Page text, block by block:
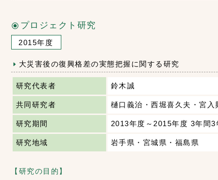
プロジェクト研究
2015年度
大災害後の復興格差の実態把握に関する研究
研究代表者 鈴木誠
共同研究者 樋口義治・西堀喜久夫・宮入
研究期間 2013年度～2015年度 3年間3
研究地域 岩手県・宮城県・福島県
【研究の目的】